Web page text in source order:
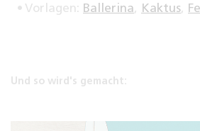
Vorlagen: Ballerina, Kaktus,
Und so wird's gemacht: